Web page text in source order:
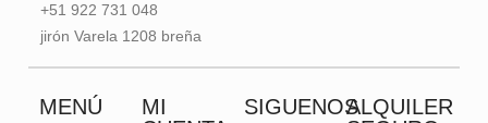
+51 922 731 048
jirón Varela 1208 breña
MENÚ
MI
SIGUENOSALQUILER